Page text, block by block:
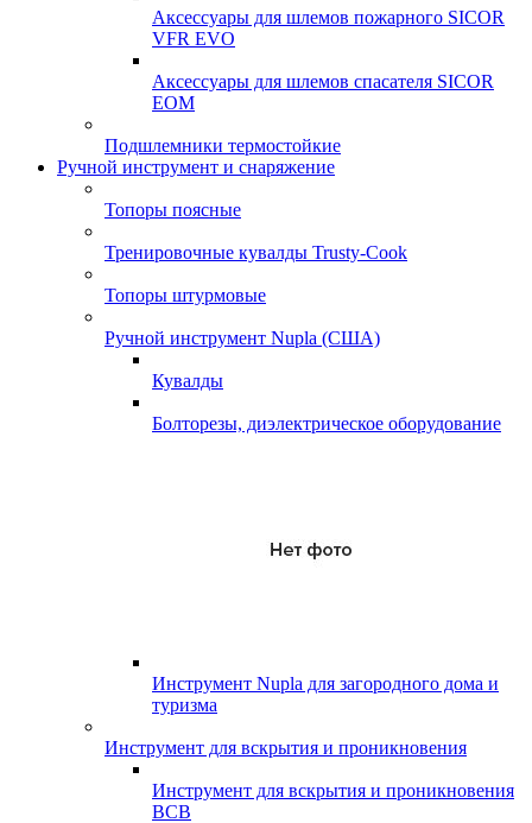
Аксессуары для шлемов пожарного SICOR
VFR EVO
Аксессуары для шлемов спасателя SICOR
EOM
Подшлемники термостойкие
Ручной инструмент и снаряжение
Топоры поясные
Тренировочные кувалды Trusty-Cook
Топоры штурмовые
Ручной инструмент Nupla (США)
Кувалды
Болторезы, диэлектрическое оборудование
Инструмент Nupla для загородного дома и
туризма
Инструмент для вскрытия и проникновения
Инструмент для вскрытия и проникновения
ВСВ